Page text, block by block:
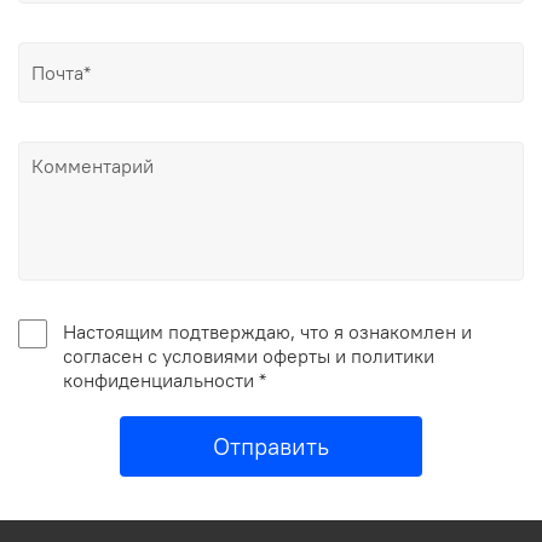
Настоящим подтверждаю, что я ознакомлен и
согласен с условиями оферты и политики
конфиденциальности *
Отправить